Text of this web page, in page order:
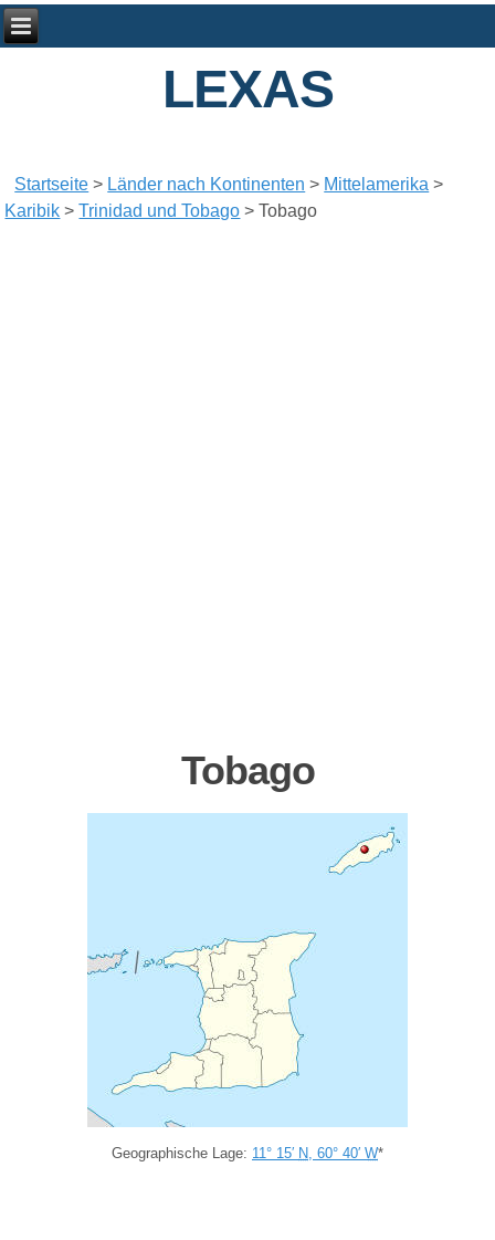
LEXAS
Startseite > Länder nach Kontinenten > Mittelamerika >
Karibik >Trinidad und Tobago >Tobago
Tobago
Geographische Lage: 11° 15′ N, 60° 40′ W*